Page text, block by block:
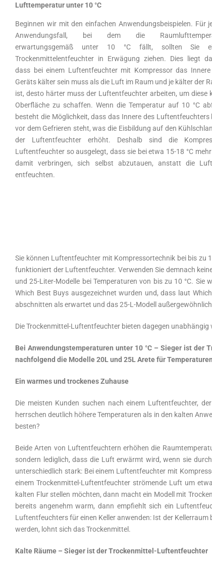
Lufttemperatur unter 10 °C
Beginnen wir mit den einfachen Anwendungsbeispielen. Für
Anwendungsfall, bei dem die
erwartungsgemäß unter 10 °C fällt, sollten Sie
Trockenmittelentfeuchter in Erwägung ziehen. Dies liegt
dass bei einem Luftentfeuchter mit Kompressor das Innere
Geräts kälter sein muss als die Luft im Raum und je kälter der
ist, desto härter muss der Luftentfeuchter arbeiten, um diese
Oberfläche zu schaffen. Wenn die Temperatur auf 10 °C
besteht die Möglichkeit, dass das Innere des Luftentfeuchters
vor dem Gefrieren steht, was die Eisbildung auf den
der Luftentfeuchter erhöht. Deshalb sind die
Luftentfeuchter so ausgelegt, dass sie bei etwa 15-18 °C mehr
damit verbringen, sich selbst abzutauen, anstatt die
entfeuchten.
Sie können Luftentfeuchter mit Kompressortechnik bei bis zu
funktioniert der Luftentfeuchter. Verwenden Sie demnach
und 25-Liter-Modelle bei Temperaturen von bis zu 10 °C.
Which Best Buys ausgezeichnet wurden und, dass laut
abschnitten als erwartet und das 25-L-Modell
Die Trockenmittel-Luftentfeuchter bieten dagegen unabhängig
Bei Anwendungstemperaturen unter 10 °C – Sieger ist
nachfolgend die Modelle 20L und 25L Arete für
Ein warmes und trockenes Zuhause
Die meisten Kunden suchen nach einem Luftentfeuchter,
herrschen deutlich höhere Temperaturen als in den kalten
besten?
Beide Arten von Luftentfeuchtern erhöhen die
sondern lediglich, dass die Luft erwärmt wird, wenn sie
unterschiedlich stark: Bei einem Luftentfeuchter mit
einem Trockenmittel-Luftentfeuchter strömende Luft um
kalten Flur stellen möchten, dann macht ein Modell mit
bereits angenehm warm, dann empfiehlt sich ein
Luftentfeuchters für einen Keller anwenden: Ist der
werden, lohnt sich das Trockenmittel.
Kalte Räume – Sieger ist der Trockenmittel-Luftentfeuchter